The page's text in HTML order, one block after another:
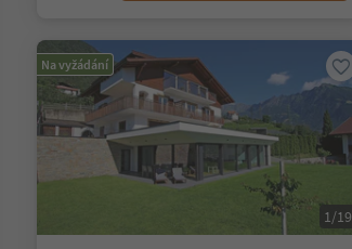
Na vyžádání
1/19